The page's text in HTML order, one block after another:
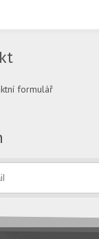
formulář